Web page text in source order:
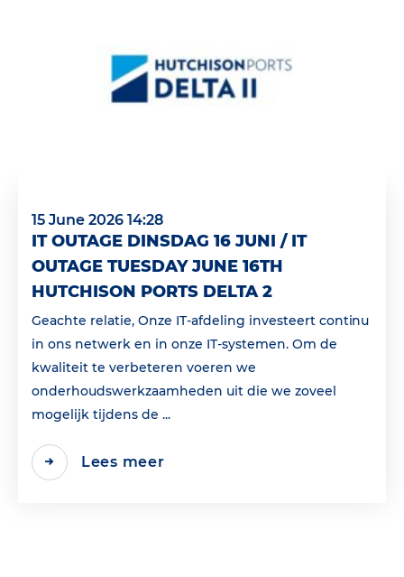
15 June 2026 14:28
IT OUTAGE DINSDAG 16 JUNI / IT
OUTAGE TUESDAY JUNE 16TH
HUTCHISON PORTS DELTA 2
Geachte relatie, Onze IT-afdeling investeert continu
in ons netwerk en in onze IT-systemen. Om de
kwaliteit te verbeteren voeren we
onderhoudswerkzaamheden uit die we zoveel
mogelijk tijdens de ...
Lees meer